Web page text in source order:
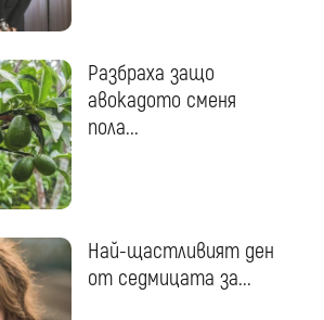
Разбраха защо
авокадото сменя
пола...
Най-щастливият ден
от седмицата за...